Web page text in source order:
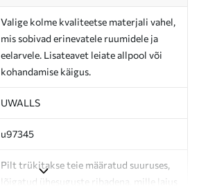
Valige kolme kvaliteetse materjali vahel,
mis sobivad erinevatele ruumidele ja
eelarvele. Lisateavet leiate allpool või
kohandamise käigus.
UWALLS
u97345
Pilt trükitakse teie määratud suuruses,
lõigatud ühesuguste ribadena, mille laius